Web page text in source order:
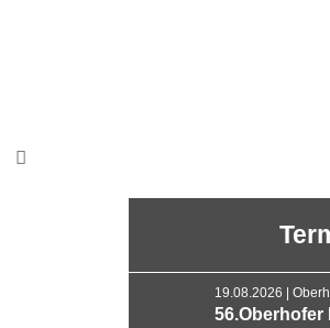
19.08.2026 |